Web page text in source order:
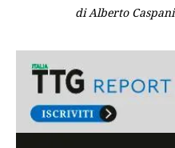
di Alberto Caspani